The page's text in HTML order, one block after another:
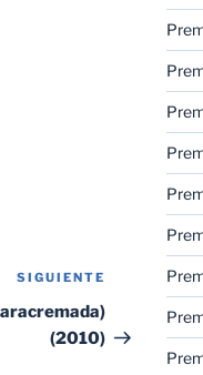
Siguiente
entrada
SIGUIENTE
(2010)